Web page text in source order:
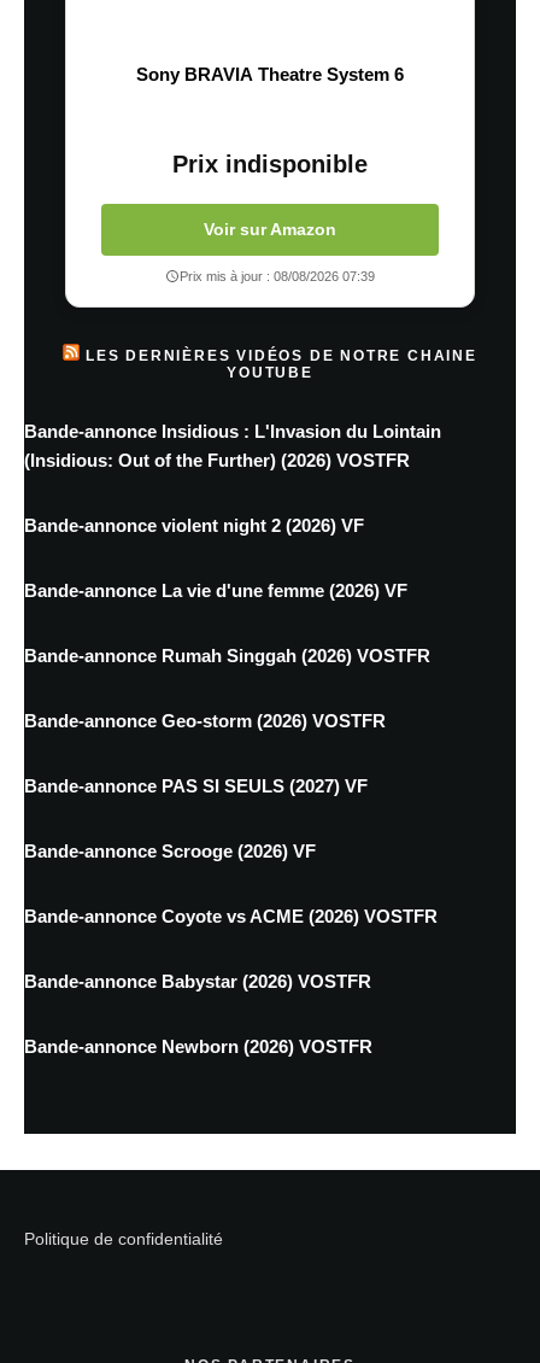
Sony BRAVIA Theatre System 6
Prix indisponible
Voir sur Amazon
Prix mis à jour : 08/08/2026 07:39
LES DERNIÈRES VIDÉOS DE NOTRE CHAINE
YOUTUBE
Bande-annonce Insidious : L'Invasion du Lointain
(Insidious: Out of the Further) (2026) VOSTFR
Bande-annonce violent night 2 (2026) VF
Bande-annonce La vie d'une femme (2026) VF
Bande-annonce Rumah Singgah (2026) VOSTFR
Bande-annonce Geo-storm (2026) VOSTFR
Bande-annonce PAS SI SEULS (2027) VF
Bande-annonce Scrooge (2026) VF
Bande-annonce Coyote vs ACME (2026) VOSTFR
Bande-annonce Babystar (2026) VOSTFR
Bande-annonce Newborn (2026) VOSTFR
Politique de confidentialité